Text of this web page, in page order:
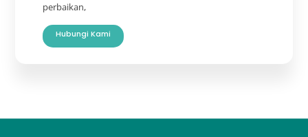
perbaikan,
Hubungi Kami